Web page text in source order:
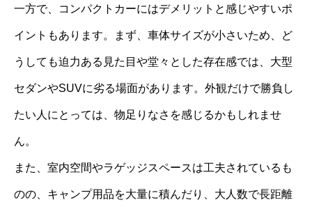
一方で、コンパクトカーにはデメリットと感じやすいポ
イントもあります。まず、車体サイズが小さいため、ど
うしても迫力ある見た目や堂々とした存在感では、大型
セダンやSUVに劣る場面があります。外観だけで勝負し
たい人にとっては、物足りなさを感じるかもしれませ
ん。
また、室内空間やラゲッジスペースは工夫されているも
のの、キャンプ用品を大量に積んだり、大人数で長距離